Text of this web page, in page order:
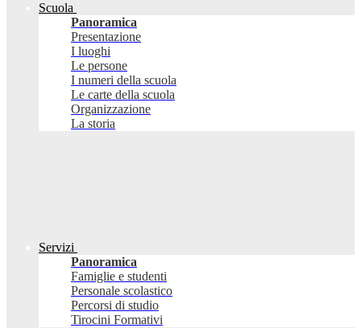
Scuola
Panoramica
Presentazione
I luoghi
Le persone
I numeri della scuola
Le carte della scuola
Organizzazione
La storia
Servizi
Panoramica
Famiglie e studenti
Personale scolastico
Percorsi di studio
Tirocini Formativi